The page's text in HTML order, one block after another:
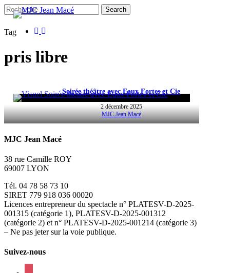
Skip
to
content
facebook
instagram
Search
Close
Tag
pris libre
Soirée théâtre avec Eaux Fortes et Cie
2 décembre 2025
MJC Jean Macé
MJC Jean Macé
38 rue Camille ROY
69007 LYON
Tél. 04 78 58 73 10
SIRET 779 918 036 00020
Licences entrepreneur du spectacle n° PLATESV-D-2025-
001315 (catégorie 1), PLATESV-D-2025-001312
(catégorie 2) et n° PLATESV-D-2025-001214 (catégorie 3)
– Ne pas jeter sur la voie publique.
Suivez-nous